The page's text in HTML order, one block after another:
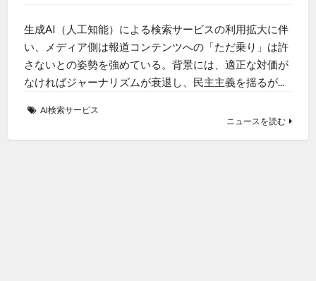
生成AI（人工知能）による検索サービスの利用拡大に伴
い、メディア側は報道コンテンツへの「ただ乗り」は許
さないとの姿勢を強めている。背景には、適正な対価が
なければジャーナリズムが衰退し、民主主義を揺るが...
AI検索サービス
ニュースを読む